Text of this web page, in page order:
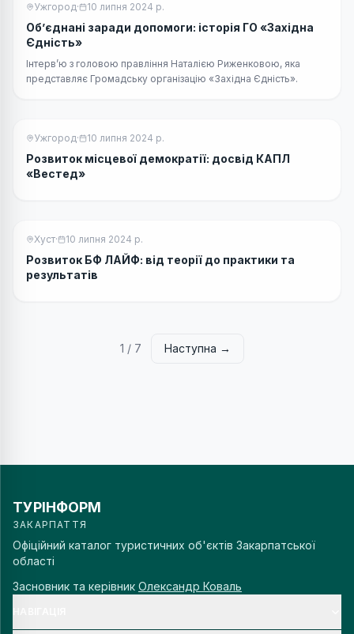
Ужгород· 10 липня 2024 р.
Об’єднані заради допомоги: історія ГО «Західна
Єдність»
Інтерв’ю з головою правління Наталією Риженковою, яка
представляє Громадську організацію «Західна Єдність».
Ужгород· 10 липня 2024 р.
Розвиток місцевої демократії: досвід КАПЛ
«Вестед»
Хуст· 10 липня 2024 р.
Розвиток БФ ЛАЙФ: від теорії до практики та
результатів
1 / 7 Наступна →
ТУРІНФОРМ
ЗАКАРПАТТЯ
Офіційний каталог туристичних об'єктів Закарпатської
області
Засновник та керівник Олександр Коваль